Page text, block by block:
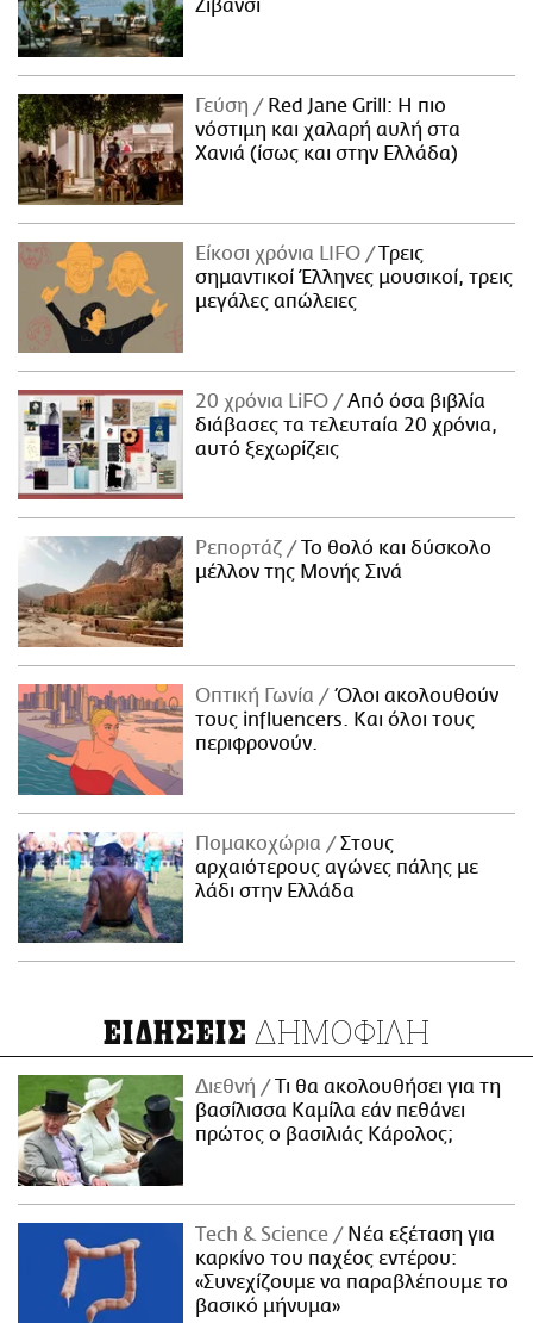
Ζιβανσί
Γεύση
Red Jane Grill: Η πιο
νόστιμη και χαλαρή αυλή στα
Χανιά (ίσως και στην Ελλάδα)
Είκοσι χρόνια LIFO
Tρεις
σημαντικοί Έλληνες μουσικοί, τρεις
μεγάλες απώλειες
20 χρόνια LiFO
Από όσα βιβλία
διάβασες τα τελευταία 20 χρόνια,
αυτό ξεχωρίζεις
Ρεπορτάζ
Το θολό και δύσκολο
μέλλον της Μονής Σινά
Οπτική Γωνία
Όλοι ακολουθούν
τους influencers. Και όλοι τους
περιφρονούν.
Πομακοχώρια
Στους
αρχαιότερους αγώνες πάλης με
λάδι στην Ελλάδα
ΕΙΔΗΣΕΙΣ ΔΗΜΟΦΙΛΗ
Διεθνή
Τι θα ακολουθήσει για τη
βασίλισσα Καμίλα εάν πεθάνει
πρώτος ο βασιλιάς Κάρολος;
Τech & Science
Νέα εξέταση για
καρκίνο του παχέος εντέρου:
«Συνεχίζουμε να παραβλέπουμε το
βασικό μήνυμα»